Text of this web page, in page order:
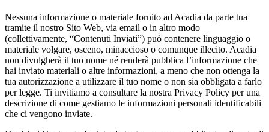
Nessuna informazione o materiale fornito ad Acadia da parte tua
tramite il nostro Sito Web, via email o in altro modo
(collettivamente, “Contenuti Inviati”) può contenere linguaggio o
materiale volgare, osceno, minaccioso o comunque illecito. Acadia
non divulgherà il tuo nome né renderà pubblica l’informazione che
hai inviato materiali o altre informazioni, a meno che non ottenga la
tua autorizzazione a utilizzare il tuo nome o non sia obbligata a farlo
per legge. Ti invitiamo a consultare la nostra Privacy Policy per una
descrizione di come gestiamo le informazioni personali identificabili
che ci vengono inviate.